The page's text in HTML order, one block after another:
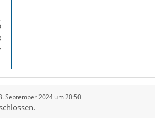
September 2024 um 20:50